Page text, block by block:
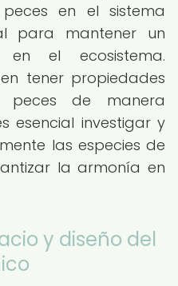
en el sistema
para mantener un
en el ecosistema.
tener propiedades
de manera
esencial investigar y
las especies de
la armonía en
y diseño del